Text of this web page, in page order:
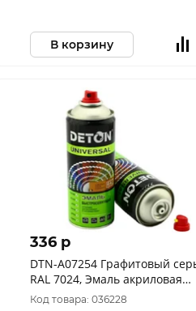
В корзину
336 p
DTN-A07254 Графитовый
RAL 7024, Эмаль акриловая
"Deton Universal" быс
Код товара: 036228